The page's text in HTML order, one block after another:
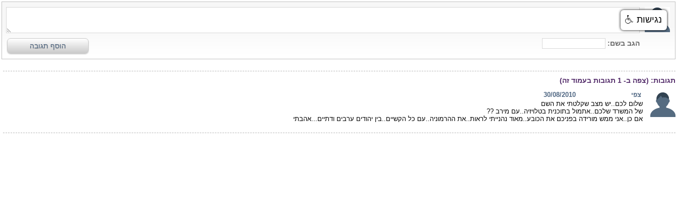
הגב בשם: הוסף תגובה
תגובות: (צפה ב- 1 תגובות בעמוד זה)
צפי
30/08/2010
שלום לכם..יש מצב שקלטתי את השם
של המשרד שלכם..אתמול בתוכנית בטלויזיה..עם מירב ??
אם כן..אני ממש מורידה בפניכם את הכובע..מאוד נהנייתי לראות..את ההרמוניה..עם כל הקשיים..בין יהודים ערבים ודתיים...אהבתי
נגישות